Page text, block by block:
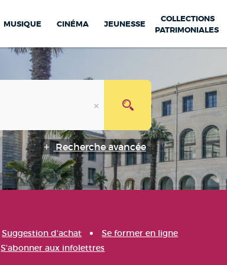
MUSIQUE CINÉMA JEUNESSE
COLLECTIONS
PATRIMONIALES
Recherche avancée
Suggestion d'achat
Se former en ligne
S'abonner aux infolettres